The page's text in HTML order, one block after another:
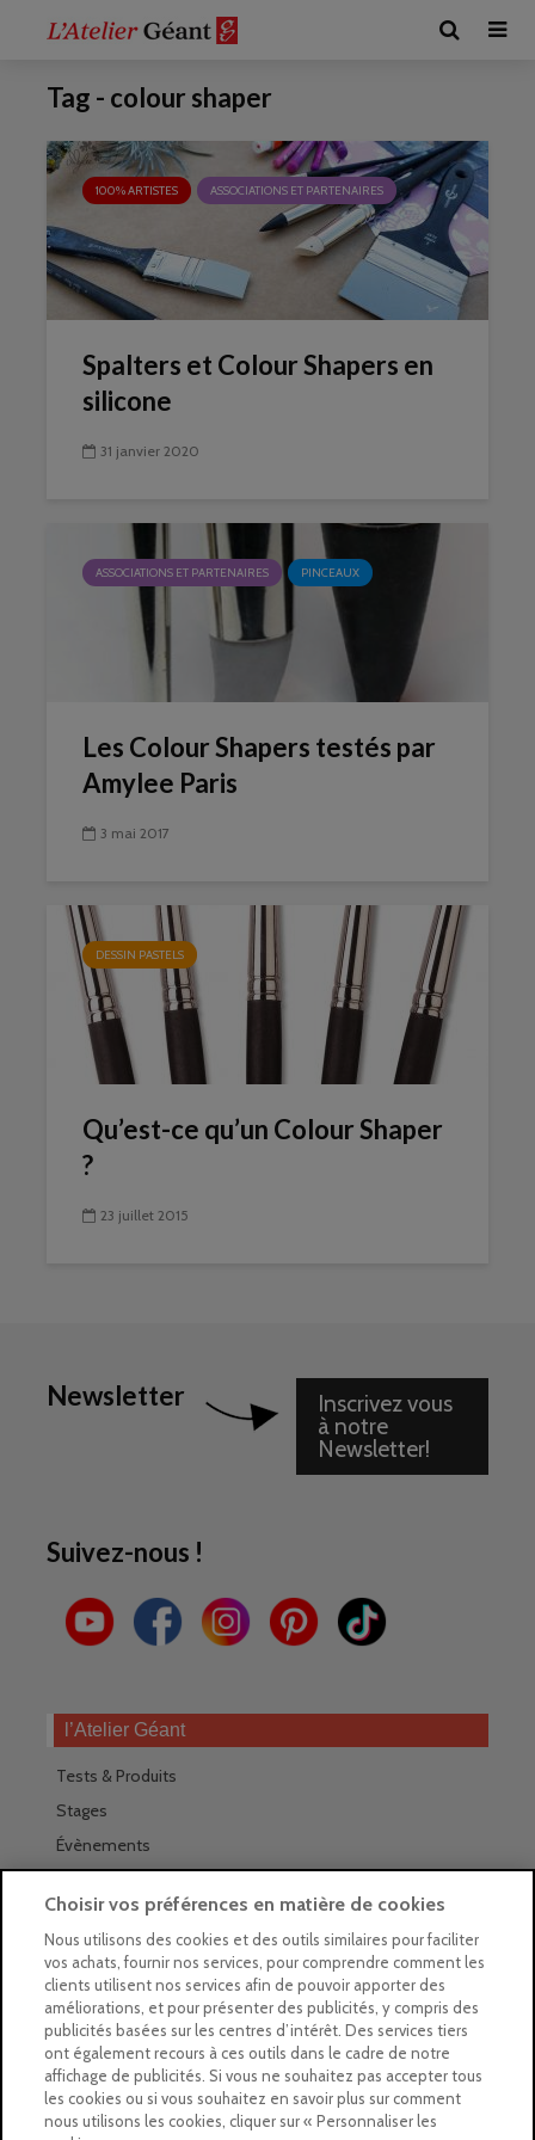
Tag - colour shaper
100% ARTISTES ASSOCIATIONS ET PARTENAIRES
Spalters et Colour Shapers en
silicone
31 janvier 2020
ASSOCIATIONS ET PARTENAIRES PINCEAUX
Les Colour Shapers testés par
Amylee Paris
3 mai 2017
DESSIN PASTELS
Qu’est-ce qu’un Colour Shaper
?
23 juillet 2015
Newsletter
Inscrivez vous
à notre
Newsletter!
Suivez-nous !
l’Atelier Géant
Tests & Produits
Stages
Évènements
Trouver nos magasins
La newsletter des magasins
Feuilleter le Guide
Gratuit : intégrer le Guide
Marques Beaux-Arts
Choisir vos préférences en matière de cookies
Nous utilisons des cookies et des outils similaires pour faciliter
vos achats, fournir nos services, pour comprendre comment les
clients utilisent nos services afin de pouvoir apporter des
améliorations, et pour présenter des publicités, y compris des
publicités basées sur les centres d’intérêt. Des services tiers
ont également recours à ces outils dans le cadre de notre
affichage de publicités. Si vous ne souhaitez pas accepter tous
les cookies ou si vous souhaitez en savoir plus sur comment
nous utilisons les cookies, cliquer sur « Personnaliser les